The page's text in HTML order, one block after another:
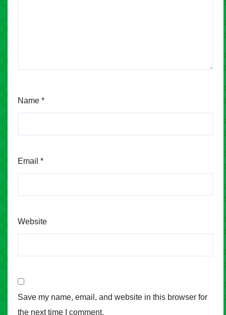
Name *
Email *
Website
Save my name, email, and website in this browser for
the next time I comment.